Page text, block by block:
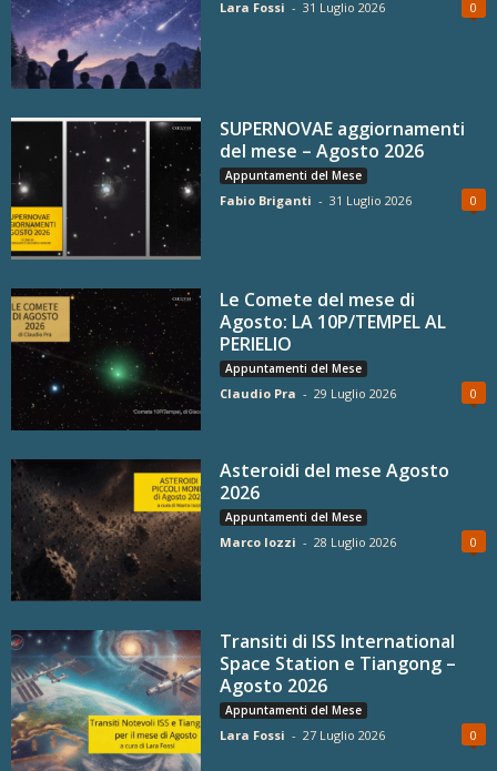
Lara Fossi - 31 Luglio 2026 0
SUPERNOVAE aggiornamenti
del mese – Agosto 2026
Appuntamenti del Mese
Fabio Briganti - 31 Luglio 2026 0
Le Comete del mese di
Agosto: LA 10P/TEMPEL AL
PERIELIO
Appuntamenti del Mese
Claudio Pra - 29 Luglio 2026 0
Asteroidi del mese Agosto
2026
Appuntamenti del Mese
Marco Iozzi - 28 Luglio 2026 0
Transiti di ISS International
Space Station e Tiangong –
Agosto 2026
Appuntamenti del Mese
Lara Fossi - 27 Luglio 2026 0